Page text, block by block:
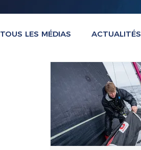
TOUS LES MÉDIAS ACTUALITÉS
AUDIO